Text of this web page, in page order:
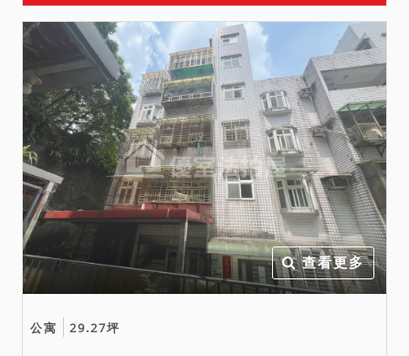
查看更多
公寓 29.27坪